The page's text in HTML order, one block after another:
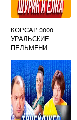
КОРСАР 3000
УРАЛЬСКИЕ
ПЕЛЬМЕНИ